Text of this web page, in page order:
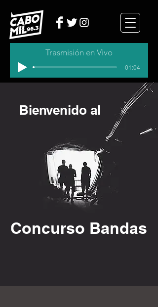
Trasmisión en Vivo
-01:04
Bienvenido al
Concurso Bandas